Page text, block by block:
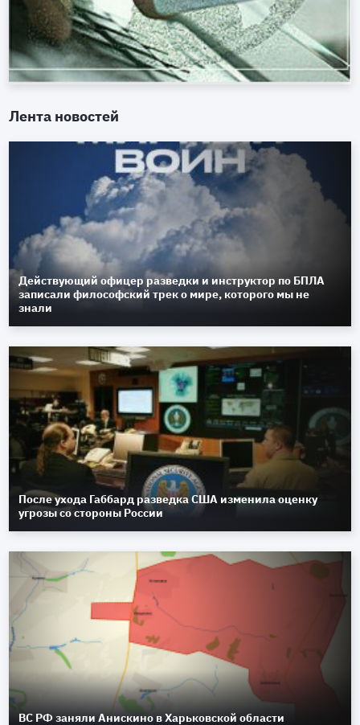
Лента новостей
Действующий офицер разведки и инструктор по БПЛА
записали философский трек о мире, которого мы не
знали
После ухода Габбард разведка США изменила оценку
угрозы со стороны России
ВС РФ заняли Анискино в Харьковской области